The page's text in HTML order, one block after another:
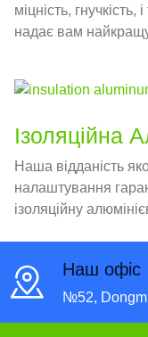
міцність,
надає вам
Ізоляційна
Наша відданість
налаштування
ізоляційну
Наш офіс
№52,